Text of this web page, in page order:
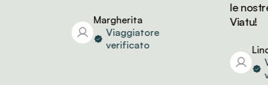
Margherita
Viaggiatore
verificato
le nostre
Viatu!
Linda